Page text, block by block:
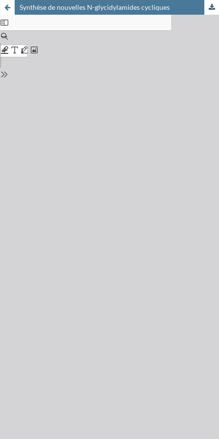
Synthèse de nouvelles N-glycidylamides cycliques